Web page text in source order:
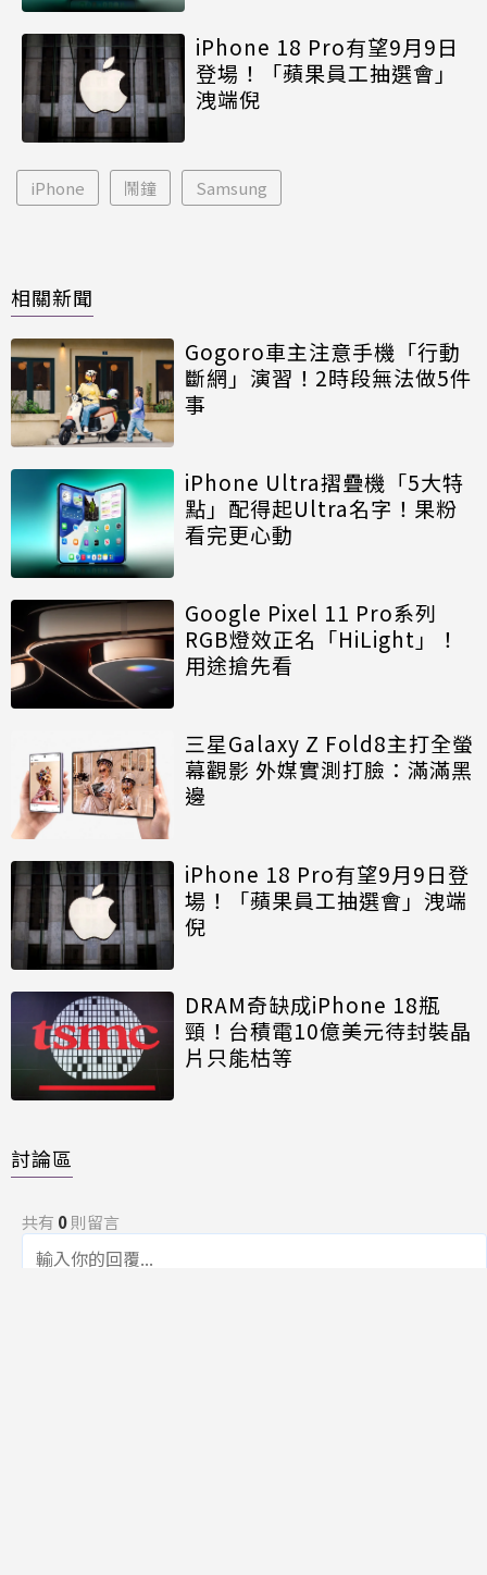
iPhone 18 Pro有望9月9日
登場！「蘋果員工抽選會」
洩端倪
iPhone 鬧鐘 Samsung
相關新聞
Gogoro車主注意手機「行動
斷網」演習！2時段無法做5件
事
iPhone Ultra摺疊機「5大特
點」配得起Ultra名字！果粉
看完更心動
Google Pixel 11 Pro系列
RGB燈效正名「HiLight」！
用途搶先看
三星Galaxy Z Fold8主打全螢
幕觀影 外媒實測打臉：滿滿黑
邊
iPhone 18 Pro有望9月9日登
場！「蘋果員工抽選會」洩端
倪
DRAM奇缺成iPhone 18瓶
頸！台積電10億美元待封裝晶
片只能枯等
討論區
共有 0則留言